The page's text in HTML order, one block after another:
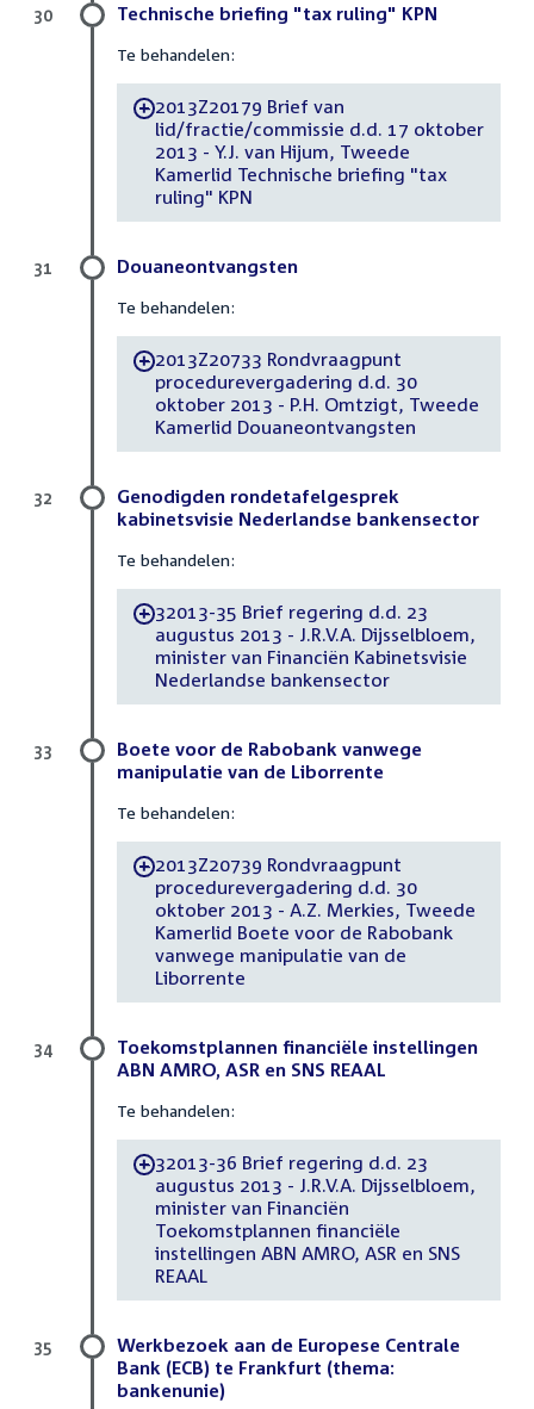
Technische briefing "tax ruling" KPN
Te behandelen:
-2013Z20179 Brief van
lid/fractie/commissie d.d. 17 oktober
2013 - Y.J. van Hijum, Tweede
Kamerlid Technische briefing "tax
ruling" KPN
30
Douaneontvangsten
Te behandelen:
-2013Z20733 Rondvraagpunt
procedurevergadering d.d. 30
oktober 2013 - P.H. Omtzigt, Tweede
Kamerlid Douaneontvangsten
31
Genodigden rondetafelgesprek
kabinetsvisie Nederlandse bankensector
Te behandelen:
-32013-35 Brief regering d.d. 23
augustus 2013 - J.R.V.A. Dijsselbloem,
minister van Financiën Kabinetsvisie
Nederlandse bankensector
32
Boete voor de Rabobank vanwege
manipulatie van de Liborrente
Te behandelen:
-2013Z20739 Rondvraagpunt
procedurevergadering d.d. 30
oktober 2013 - A.Z. Merkies, Tweede
Kamerlid Boete voor de Rabobank
vanwege manipulatie van de
Liborrente
33
Toekomstplannen financiële instellingen
ABN AMRO, ASR en SNS REAAL
Te behandelen:
-32013-36 Brief regering d.d. 23
augustus 2013 - J.R.V.A. Dijsselbloem,
minister van Financiën
Toekomstplannen financiële
instellingen ABN AMRO, ASR en SNS
REAAL
34
Werkbezoek aan de Europese Centrale
Bank (ECB) te Frankfurt (thema:
bankenunie)
35